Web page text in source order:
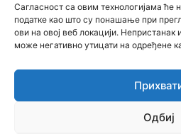
Сагласност са овим технологијама ће
податке као што су понашање при
ови на овој веб локацији.
може негативно утицати на одређене
Одбиј
KATEGORIJE
© Newspaper WordPress